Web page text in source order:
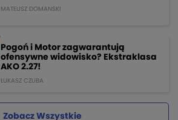
MATEUSZ DOMANSKI
Pogoń i Motor zagwarantują
ofensywne widowisko? Ekstraklasa
AKO 2.27!
ŁUKASZ CZUBA
Zobacz Wszystkie